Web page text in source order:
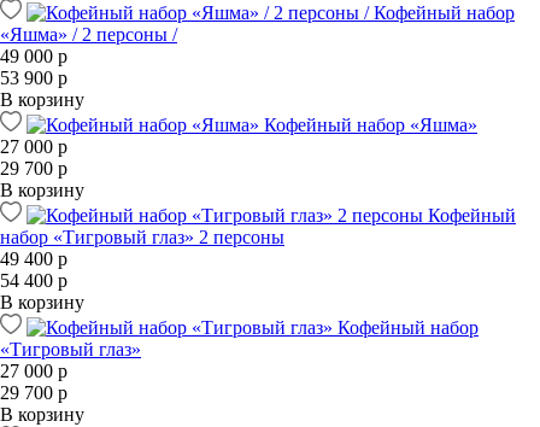
Кофейный набор
«Яшма» / 2 персоны /
49 000 р
53 900 р
В корзину
Кофейный набор «Яшма»
27 000 р
29 700 р
В корзину
Кофейный
набор «Тигровый глаз» 2 персоны
49 400 р
54 400 р
В корзину
Кофейный набор
«Тигровый глаз»
27 000 р
29 700 р
В корзину